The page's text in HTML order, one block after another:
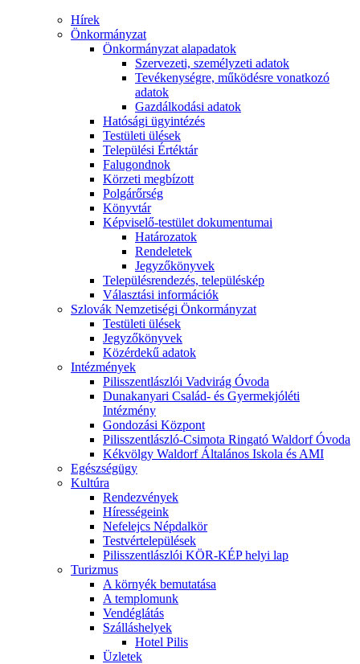
Hírek
Önkormányzat
Önkormányzat alapadatok
Szervezeti, személyzeti adatok
Tevékenységre, működésre vonatkozó
adatok
Gazdálkodási adatok
Hatósági ügyintézés
Testületi ülések
Települési Értéktár
Falugondnok
Körzeti megbízott
Polgárőrség
Könyvtár
Képviselő-testület dokumentumai
Határozatok
Rendeletek
Jegyzőkönyvek
Településrendezés, településkép
Választási információk
Szlovák Nemzetiségi Önkormányzat
Testületi ülések
Jegyzőkönyvek
Közérdekű adatok
Intézmények
Pilisszentlászlói Vadvirág Óvoda
Dunakanyari Család- és Gyermekjóléti
Intézmény
Gondozási Központ
Pilisszentlászló-Csimota Ringató Waldorf Óvoda
Kékvölgy Waldorf Általános Iskola és AMI
Egészségügy
Kultúra
Rendezvények
Hírességeink
Nefelejcs Népdalkör
Testvértelepülések
Pilisszentlászlói KÖR-KÉP helyi lap
Turizmus
A környék bemutatása
A templomunk
Vendéglátás
Szálláshelyek
Hotel Pilis
Üzletek